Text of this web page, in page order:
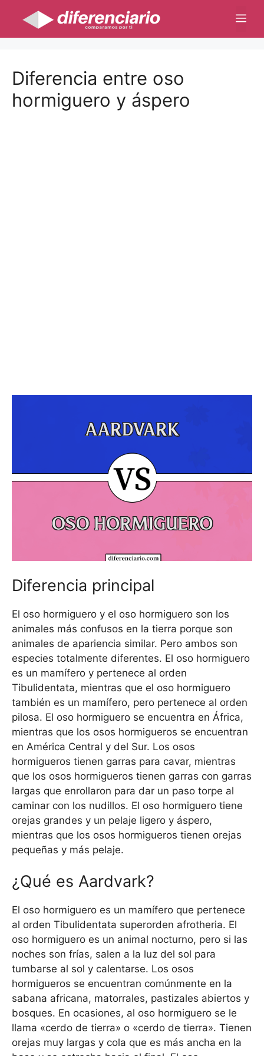
contenido
Diferencia entre oso
hormiguero y áspero
Diferencia principal
El oso hormiguero y el oso hormiguero son los
animales más confusos en la tierra porque son
animales de apariencia similar. Pero ambos son
especies totalmente diferentes. El oso hormiguero
es un mamífero y pertenece al orden
Tibulidentata, mientras que el oso hormiguero
también es un mamífero, pero pertenece al orden
pilosa. El oso hormiguero se encuentra en África,
mientras que los osos hormigueros se encuentran
en América Central y del Sur. Los osos
hormigueros tienen garras para cavar, mientras
que los osos hormigueros tienen garras con garras
largas que enrollaron para dar un paso torpe al
caminar con los nudillos. El oso hormiguero tiene
orejas grandes y un pelaje ligero y áspero,
mientras que los osos hormigueros tienen orejas
pequeñas y más pelaje.
¿Qué es Aardvark?
El oso hormiguero es un mamífero que pertenece
al orden Tibulidentata superorden afrotheria. El
oso hormiguero es un animal nocturno, pero si las
noches son frías, salen a la luz del sol para
tumbarse al sol y calentarse. Los osos
hormigueros se encuentran comúnmente en la
sabana africana, matorrales, pastizales abiertos y
bosques. En ocasiones, al oso hormiguero se le
llama «cerdo de tierra» o «cerdo de tierra». Tienen
orejas muy largas y cola que es más ancha en la